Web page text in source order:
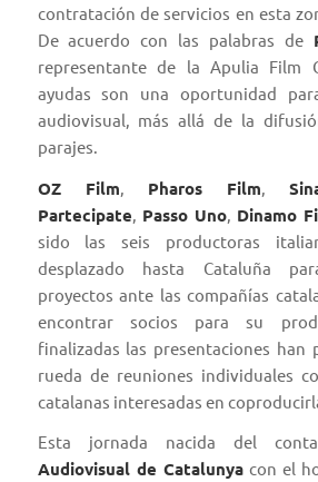
contratación de servicios en esta
De acuerdo con las palabras de
representante de la Apulia Film
ayudas son una oportunidad
audiovisual, más allá de la
parajes.
OZ Film Pharos Film ,
Partecipate Passo Uno, Dinamo
sido las seis productoras
desplazado hasta Cataluña
proyectos ante las compañías
encontrar socios para su
finalizadas las presentaciones han
rueda de reuniones individuales
catalanas interesadas en
Esta jornada nacida del
Audiovisual de Catalunyacon el